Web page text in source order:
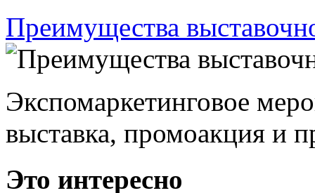
Преимущества
Экспомаркетинговое
выставка, промоакция и
Это интересно